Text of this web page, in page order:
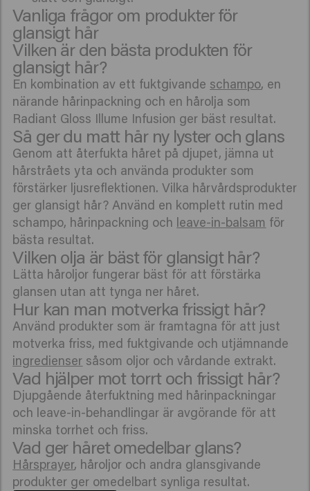
Vanliga frågor om produkter för
glansigt hår
Vilken är den bästa produkten för
glansigt hår?
En kombination av ett fuktgivande schampo, en
närande hårinpackning och en hårolja som
Radiant Gloss Illume Infusion ger bäst resultat.
Så ger du matt hår ny lyster och glans
Genom att återfukta håret på djupet, jämna ut
hårstråets yta och använda produkter som
förstärker ljusreflektionen. Vilka hårvårdsprodukter
ger glansigt hår? Använd en komplett rutin med
schampo, hårinpackning och leave-in-balsam för
bästa resultat.
Vilken olja är bäst för glansigt hår?
Lätta håroljor fungerar bäst för att förstärka
glansen utan att tynga ner håret.
Hur kan man motverka frissigt hår?
Använd produkter som är framtagna för att just
motverka friss, med fuktgivande och utjämnande
ingredienser såsom oljor och vårdande extrakt.
Vad hjälper mot torrt och frissigt hår?
Djupgående återfuktning med hårinpackningar
och leave-in-behandlingar är avgörande för att
minska torrhet och friss.
Vad ger håret omedelbar glans?
Hårsprayer, håroljor och andra glansgivande
produkter ger omedelbart synliga resultat.